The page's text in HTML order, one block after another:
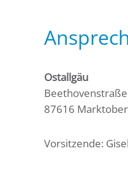
Ostallgäu
87616
Vorsitzende: